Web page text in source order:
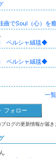
一
フォロー
ログの更新情報が届き